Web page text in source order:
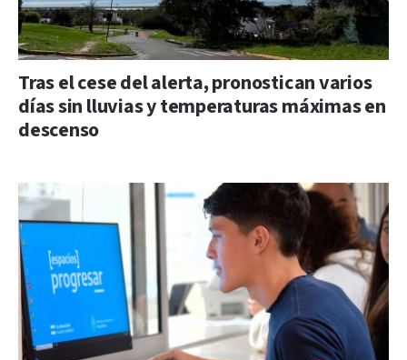
Tras el cese del alerta, pronostican varios
días sin lluvias y temperaturas máximas en
descenso